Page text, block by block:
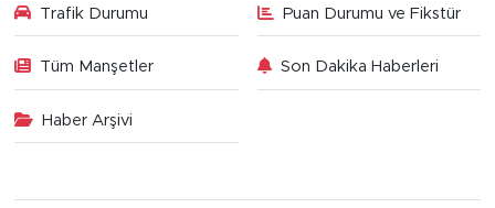
Trafik Durumu Puan Durumu ve Fikstür
Tüm Manşetler Son Dakika Haberleri
Haber Arşivi